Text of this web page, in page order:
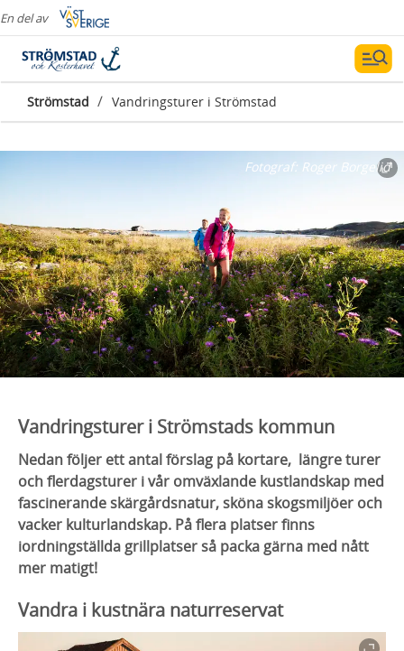
En del av
Strömstad / Vandringsturer i Strömstad
Fotograf: Roger Borgelid
Vandringsturer i Strömstads kommun
Nedan följer ett antal förslag på kortare, längre turer
och flerdagsturer i vår omväxlande kustlandskap med
fascinerande skärgårdsnatur, sköna skogsmiljöer och
vacker kulturlandskap. På flera platser finns
iordningställda grillplatser så packa gärna med nått
mer matigt!
Vandra i kustnära naturreservat